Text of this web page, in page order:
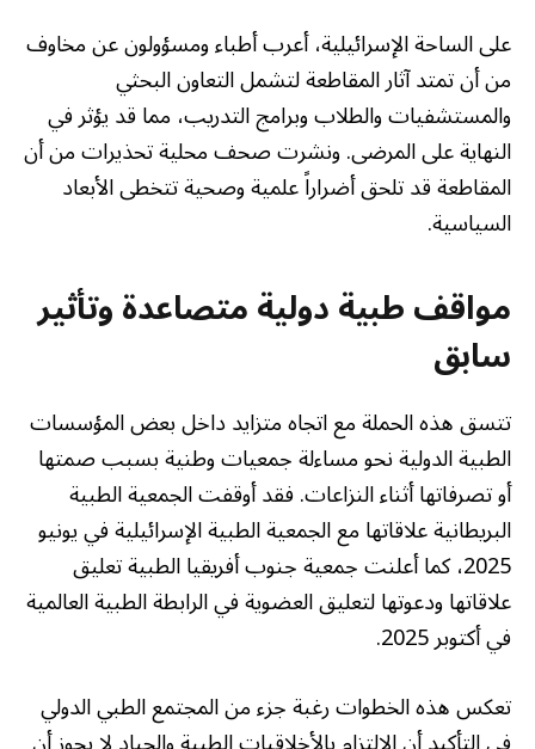
على الساحة الإسرائيلية، أعرب أطباء ومسؤولون عن مخاوف
من أن تمتد آثار المقاطعة لتشمل التعاون البحثي
والمستشفيات والطلاب وبرامج التدريب، مما قد يؤثر في
النهاية على المرضى. ونشرت صحف محلية تحذيرات من أن
المقاطعة قد تلحق أضراراً علمية وصحية تتخطى الأبعاد
السياسية.
مواقف طبية دولية متصاعدة وتأثير
سابق
تتسق هذه الحملة مع اتجاه متزايد داخل بعض المؤسسات
الطبية الدولية نحو مساءلة جمعيات وطنية بسبب صمتها
أو تصرفاتها أثناء النزاعات. فقد أوقفت الجمعية الطبية
البريطانية علاقاتها مع الجمعية الطبية الإسرائيلية في يونيو
2025، كما أعلنت جمعية جنوب أفريقيا الطبية تعليق
علاقاتها ودعوتها لتعليق العضوية في الرابطة الطبية العالمية
في أكتوبر 2025.
تعكس هذه الخطوات رغبة جزء من المجتمع الطبي الدولي